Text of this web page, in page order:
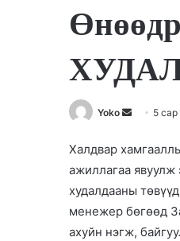
Yoko
n
d
a
n
e
5 сар
Халдвар
ажиллагаа явуулж
худалдааны
менежер бөгөөд
ахуйн нэгж,